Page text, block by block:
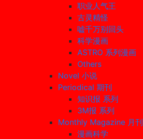
职业人气王
古灵精怪
嘘千万别回头
科学漫画
ASTRO 系列漫画
Others
Novel 小说
Periodical 期刊
知识报 系列
3M报 系列
Monthly Magazine 月刊
漫画科学